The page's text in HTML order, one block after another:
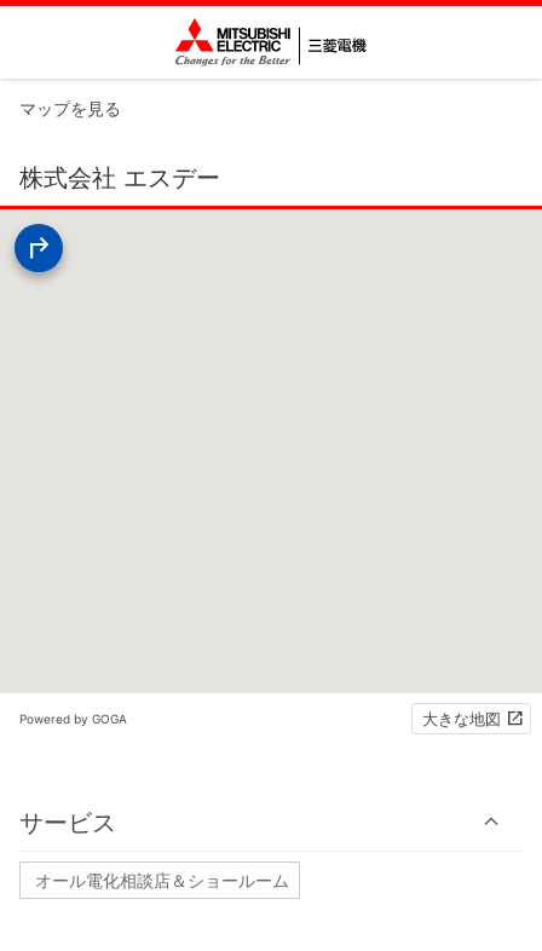
マップを見る
株式会社 エスデー
Powered by GOGA 大きな地図
サービス
オール電化相談店＆ショールーム